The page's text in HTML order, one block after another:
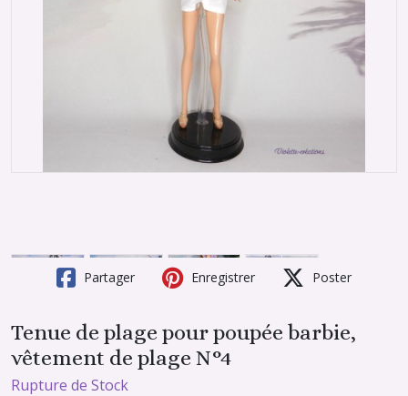
Partager Enregistrer Poster
Tenue de plage pour poupée barbie,
vêtement de plage N°4
Rupture de Stock